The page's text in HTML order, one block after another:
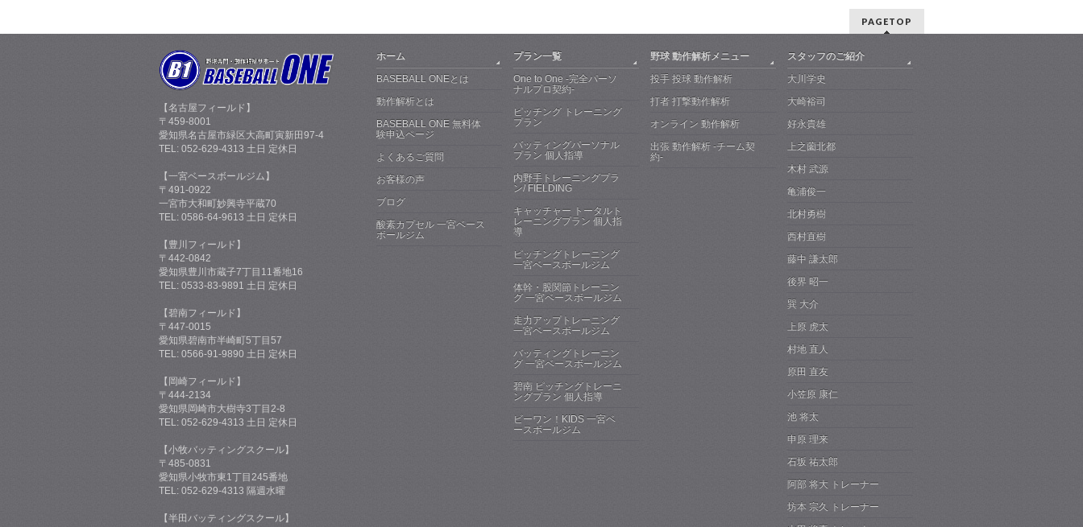
PAGETOP
【名古屋フィールド】
〒459-8001
愛知県名古屋市緑区大高町寅新田97-4
TEL: 052-629-4313 土日 定休日
【一宮ベースボールジム】
〒491-0922
一宮市大和町妙興寺平蔵70
TEL: 0586-64-9613 土日 定休日
【豊川フィールド】
〒442-0842
愛知県豊川市蔵子7丁目11番地16
TEL: 0533-83-9891 土日 定休日
【碧南フィールド】
〒447-0015
愛知県碧南市半崎町5丁目57
TEL: 0566-91-9890 土日 定休日
【岡崎フィールド】
〒444-2134
愛知県岡崎市大樹寺3丁目2-8
TEL: 052-629-4313 土日 定休日
【小牧バッティングスクール】
〒485-0831
愛知県小牧市東1丁目245番地
TEL: 052-629-4313 隔週水曜
【半田バッティングスクール】
ホーム
BASEBALL ONEとは
動作解析とは
BASEBALL ONE 無料体
験申込ページ
よくあるご質問
お客様の声
ブログ
酸素カプセル 一宮ベース
ボールジム
プラン一覧
One to One -完全パーソ
ナルプロ契約-
ピッチング トレーニング
プラン
バッティングパーソナル
プラン 個人指導
内野手トレーニングプラ
ン/ FIELDING
キャッチャー トータルト
レーニングプラン 個人指
導
ピッチングトレーニング
一宮ベースボールジム
体幹・股関節トレーニン
グ 一宮ベースボールジム
走力アップトレーニング
一宮ベースボールジム
バッティングトレーニン
グ 一宮ベースボールジム
碧南 ピッチングトレーニ
ングプラン 個人指導
ビーワン！KIDS 一宮ベ
ースボールジム
野球 動作解析メニュー
投手 投球 動作解析
打者 打撃動作解析
オンライン 動作解析
出張 動作解析 -チーム契
約-
スタッフのご紹介
大川学史
大崎裕司
好永貴雄
上之薗北都
木村 武源
亀浦俊一
北村勇樹
西村直樹
藤中 謙太郎
後界 昭一
巽 大介
上原 虎太
村地 直人
原田 直友
小笠原 康仁
池 将太
申原 理来
石坂 祐太郎
阿部 将大 トレーナー
坊本 宗久 トレーナー